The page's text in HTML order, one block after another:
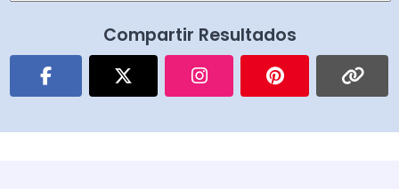
Compartir Resultados